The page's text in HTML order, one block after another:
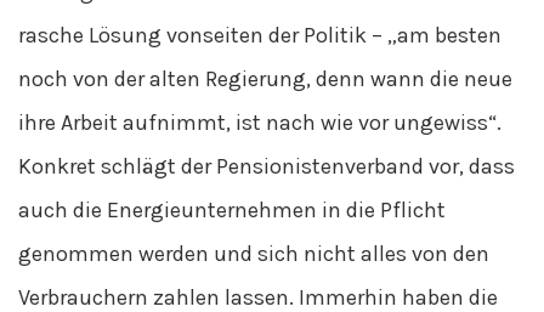
rasche Lösung vonseiten der Politik – „am besten
noch von der alten Regierung, denn wann die neue
ihre Arbeit aufnimmt, ist nach wie vor ungewiss“.
Konkret schlägt der Pensionistenverband vor, dass
auch die Energieunternehmen in die Pflicht
genommen werden und sich nicht alles von den
Verbrauchern zahlen lassen. Immerhin haben die